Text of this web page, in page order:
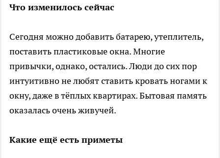
Что изменилось сейчас
Сегодня можно добавить батарею, утеплитель,
поставить пластиковые окна. Многие
привычки, однако, остались. Люди до сих пор
интуитивно не любят ставить кровать ногами к
окну, даже в тёплых квартирах. Бытовая память
оказалась очень живучей.
Какие ещё есть приметы